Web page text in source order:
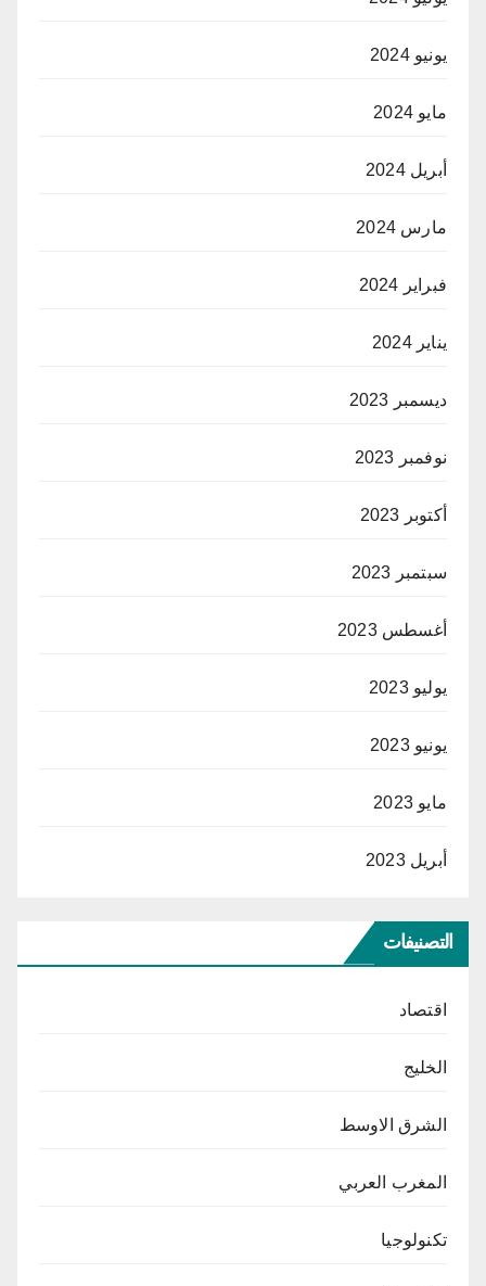
يونيو 2024
مايو 2024
أبريل 2024
مارس 2024
فبراير 2024
يناير 2024
ديسمبر 2023
نوفمبر 2023
أكتوبر 2023
سبتمبر 2023
أغسطس 2023
يوليو 2023
يونيو 2023
مايو 2023
أبريل 2023
التصنيفات
اقتصاد
الخليج
الشرق الاوسط
المغرب العربي
تكنولوجيا